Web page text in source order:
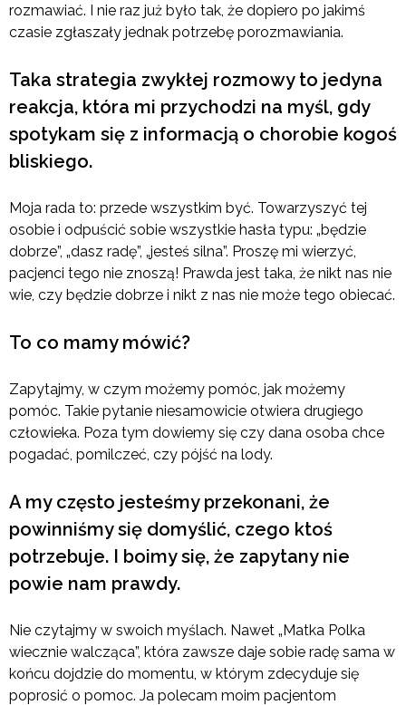
rozmawiać. I nie raz już było tak, że dopiero po jakimś
czasie zgłaszały jednak potrzebę porozmawiania.
Taka strategia zwykłej rozmowy to jedyna
reakcja, która mi przychodzi na myśl, gdy
spotykam się z informacją o chorobie kogoś
bliskiego.
Moja rada to: przede wszystkim być. Towarzyszyć tej
osobie i odpuścić sobie wszystkie hasła typu: „będzie
dobrze”, „dasz radę”, „jesteś silna”. Proszę mi wierzyć,
pacjenci tego nie znoszą! Prawda jest taka, że nikt nas nie
wie, czy będzie dobrze i nikt z nas nie może tego obiecać.
To co mamy mówić?
Zapytajmy, w czym możemy pomóc, jak możemy
pomóc. Takie pytanie niesamowicie otwiera drugiego
człowieka. Poza tym dowiemy się czy dana osoba chce
pogadać, pomilczeć, czy pójść na lody.
A my często jesteśmy przekonani, że
powinniśmy się domyślić, czego ktoś
potrzebuje. I boimy się, że zapytany nie
powie nam prawdy.
Nie czytajmy w swoich myślach. Nawet „Matka Polka
wiecznie walcząca”, która zawsze daje sobie radę sama w
końcu dojdzie do momentu, w którym zdecyduje się
poprosić o pomoc. Ja polecam moim pacjentom